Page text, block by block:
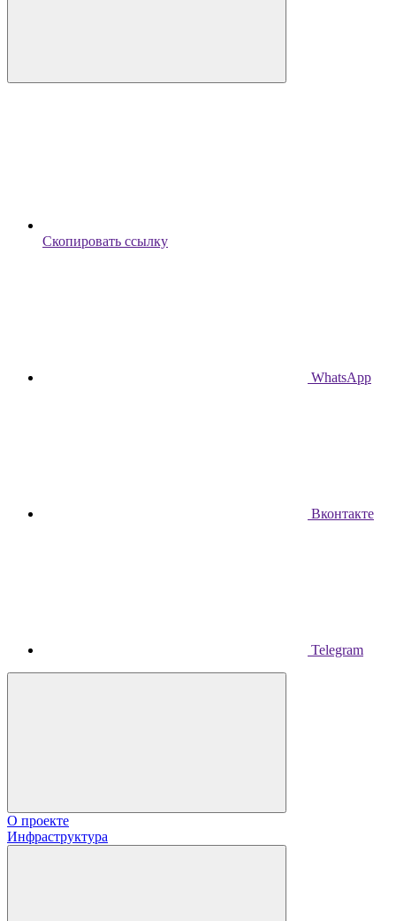
Скопировать ссылку
WhatsApp
Вконтакте
Telegram
О проекте
Инфраструктура